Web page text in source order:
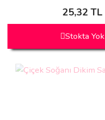
25,32 TL
Stokta Yok